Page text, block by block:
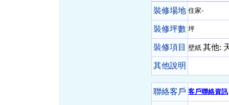
裝修場地 住家-
裝修坪數 坪
裝修項目 壁紙 其他:
其他說明
聯絡客戶 客戶聯絡資訊